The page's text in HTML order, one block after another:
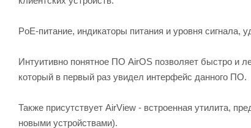
PoE-питание, индикаторы питания и уровня сигнала,
Интуитивно понятное ПО AirOS позволяет быстро и
который в первый раз увидел интерфейс данного ПО.
Также присутствует AirView - встроенная утилита,
новыми устройствами).